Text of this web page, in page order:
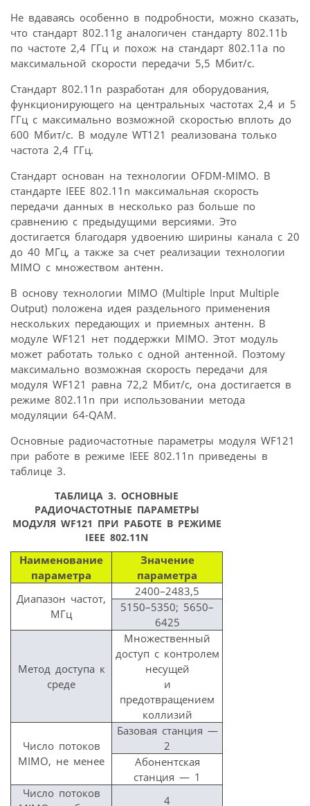
Не вдаваясь особенно в подробности, можно сказать,
что стандарт 802.11g аналогичен стандарту 802.11b
по частоте 2,4 ГГц и похож на стандарт 802.11a по
максимальной скорости передачи 5,5 Мбит/с.
Стандарт 802.11n разработан для оборудования,
функционирующего на центральных частотах 2,4 и 5
ГГц с максимально возможной скоростью вплоть до
600 Мбит/с. В модуле WT121 реализована только
частота 2,4 ГГц.
Стандарт основан на технологии OFDM-MIMO. В
стандарте IEEE 802.11n максимальная скорость
передачи данных в несколько раз больше по
сравнению с предыдущими версиями. Это
достигается благодаря удвоению ширины канала с 20
до 40 МГц, а также за счет реализации технологии
MIMO с множеством антенн.
В основу технологии MIMO (Multiple Input Multiple
Output) положена идея раздельного применения
нескольких передающих и приемных антенн. В
модуле WF121 нет поддержки MIMO. Этот модуль
может работать только с одной антенной. Поэтому
максимально возможная скорость передачи для
модуля WF121 равна 72,2 Мбит/с, она достигается в
режиме 802.11n при использовании метода
модуляции 64-QAM.
Основные радиочастотные параметры модуля WF121
при работе в режиме IEEE 802.11n приведены в
таблице 3.
ТАБЛИЦА 3. ОСНОВНЫЕ
РАДИОЧАСТОТНЫЕ ПАРАМЕТРЫ
МОДУЛЯ WF121 ПРИ РАБОТЕ В РЕЖИМЕ
IEEE 802.11N
Наименование
параметра
Значение
параметра
Диапазон частот,
МГц
2400–2483,5
5150–5350; 5650–
6425
Метод доступа к
среде
Множественный
доступ с контролем
несущей
и
предотвращением
коллизий
Число потоков
MIMO, не менее
Базовая станция —
2
Абонентская
станция — 1
Число потоков
4